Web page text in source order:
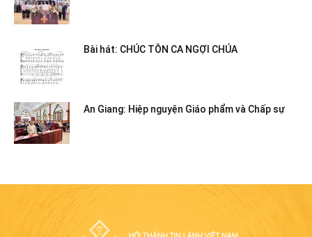
Bài hát: CHÚC TÔN CA NGỢI CHÚA
An Giang: Hiệp nguyện Giáo phẩm và Chấp sự